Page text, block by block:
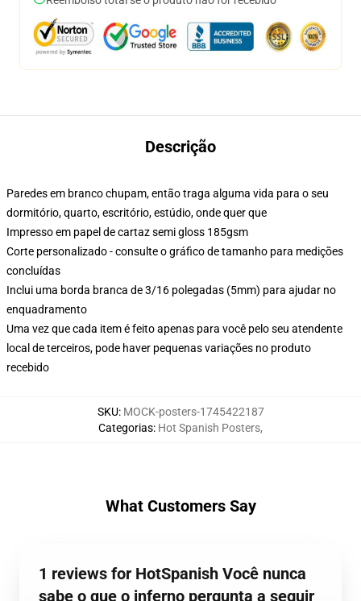
Descrição
Paredes em branco chupam, então traga alguma vida para o seu
dormitório, quarto, escritório, estúdio, onde quer que
Impresso em papel de cartaz semi gloss 185gsm
Corte personalizado - consulte o gráfico de tamanho para medições
concluídas
Inclui uma borda branca de 3/16 polegadas (5mm) para ajudar no
enquadramento
Uma vez que cada item é feito apenas para você pelo seu atendente
local de terceiros, pode haver pequenas variações no produto
recebido
SKU: MOCK-posters-1745422187
Categorias: Hot Spanish Posters,
What Customers Say
1 reviews for HotSpanish Você nunca
sabe o que o inferno pergunta a seguir